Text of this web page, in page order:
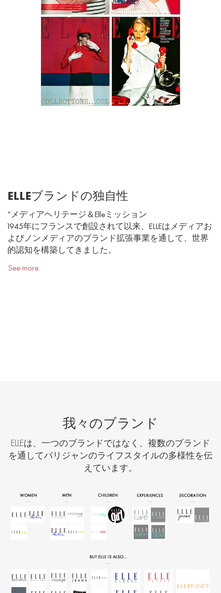
ELLEブランドの独自性
“メディアヘリテージ＆Elleミッション
1945年にフランスで創設されて以来、ELLEはメディアお
よびノンメディアのブランド拡張事業を通して、世界
的認知を構築してきました。
See more
我々のブランド
ELLEは、一つのブランドではなく、複数のブランド
を通してパリジャンのライフスタイルの多様性を伝
えています。